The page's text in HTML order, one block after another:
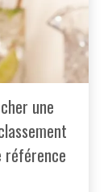
une
référence